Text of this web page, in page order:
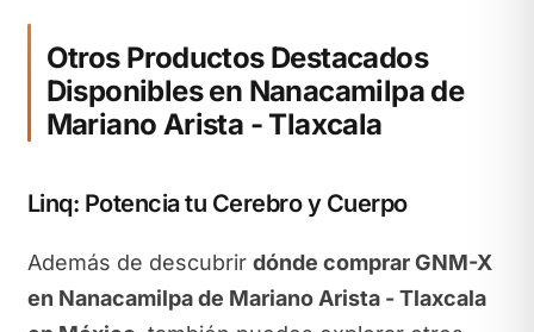
Otros Productos Destacados
Disponibles en Nanacamilpa de
Mariano Arista - Tlaxcala
Linq: Potencia tu Cerebro y Cuerpo
Además de descubrir dónde comprar GNM-X
en Nanacamilpa de Mariano Arista - Tlaxcala